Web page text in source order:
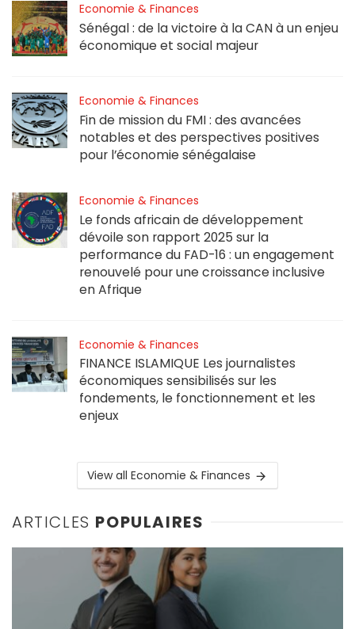
Economie & Finances
Sénégal : de la victoire à la CAN à un enjeu
économique et social majeur
Economie & Finances
Fin de mission du FMI : des avancées
notables et des perspectives positives
pour l’économie sénégalaise
Economie & Finances
Le fonds africain de développement
dévoile son rapport 2025 sur la
performance du FAD-16 : un engagement
renouvelé pour une croissance inclusive
en Afrique
Economie & Finances
FINANCE ISLAMIQUE Les journalistes
économiques sensibilisés sur les
fondements, le fonctionnement et les
enjeux
View all Economie & Finances
ARTICLES POPULAIRES